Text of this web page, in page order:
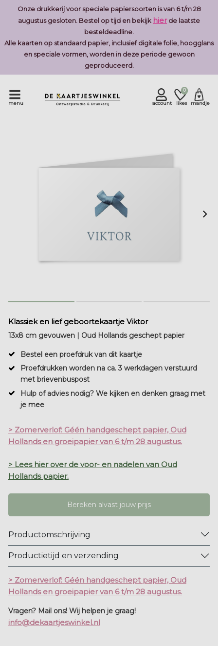
Onze drukkerij voor speciale papiersoorten is van 6 t/m 28
augustus gesloten. Bestel op tijd en bekijk hierde laatste
besteldeadline.
Alle kaarten op standaard papier, inclusief digitale folie, hoogglans
en speciale vormen, worden in deze periode gewoon
geproduceerd.
menu account likes
0
mandje
Klassiek en lief geboortekaartje Viktor
13x8 cm gevouwen | Oud Hollands geschept papier
Bestel een proefdruk van dit kaartje
Proefdrukken worden na ca. 3 werkdagen verstuurd
met brievenbuspost
Hulp of advies nodig? We kijken en denken graag met
je mee
> Zomerverlof: Géén handgeschept papier, Oud
Hollands en groeipapier van 6 t/m 28 augustus.
> Lees hier over de voor- en nadelen van Oud
Hollands papier.
Bereken alvast jouw prijs
Productomschrijving
Productietijd en verzending
> Zomerverlof: Géén handgeschept papier, Oud
Hollands en groeipapier van 6 t/m 28 augustus.
Vragen? Mail ons! Wij helpen je graag!
info@dekaartjeswinkel.nl